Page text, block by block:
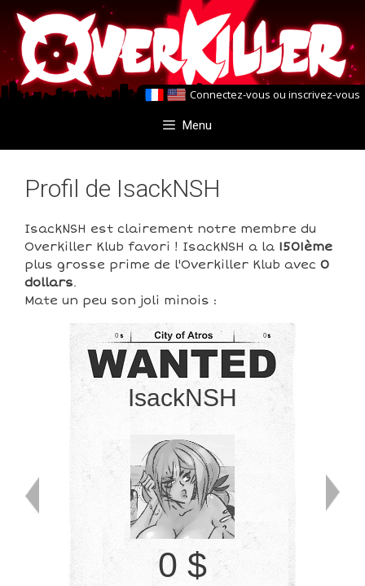
Aller
au
contenu
Aller
au
contenu
Connectez-vous ou inscrivez-vous
Menu
Profil de IsackNSH
IsackNSH est clairement notre membre du
Overkiller Klub favori ! IsackNSH a la 1501ème
plus grosse prime de l'Overkiller Klub avec 0
dollars.
Mate un peu son joli minois :
0
IsackNSH
0
0 $